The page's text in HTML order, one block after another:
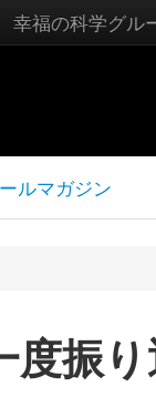
幸福の科学グル
ルマガジン
度振